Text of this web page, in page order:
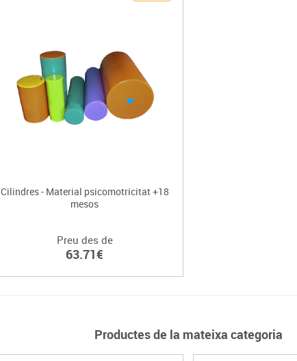
Cilindres - Material psicomotricitat +18
mesos
Preu des de
63.71€
Productes de la mateixa categoria